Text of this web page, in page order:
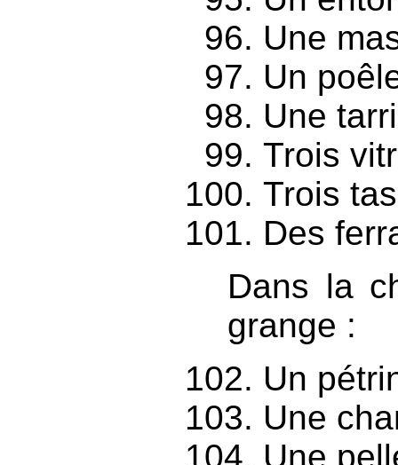
Une
Un
Une
Trois
Trois
Des
Dans la
grange :
Un
Une
Une